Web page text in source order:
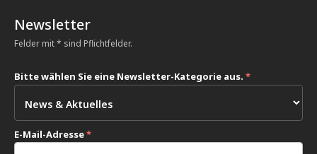
Newsletter
Felder mit * sind Pflichtfelder.
Bitte wählen Sie eine Newsletter-Kategorie aus. *
E-Mail-Adresse*